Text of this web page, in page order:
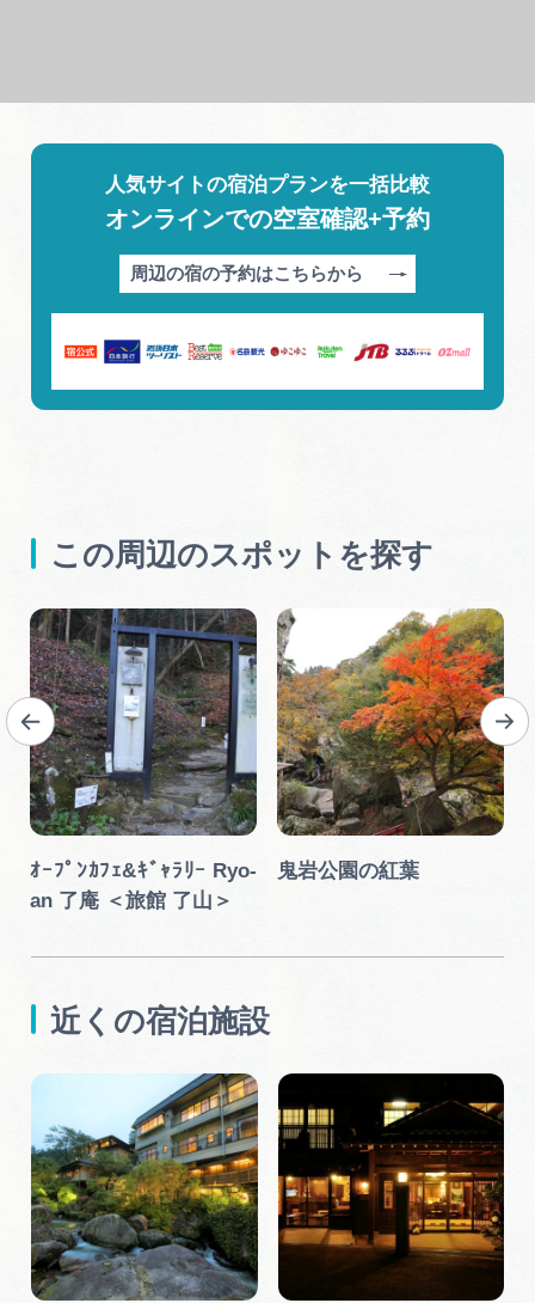
人気サイトの宿泊プランを一括比較
オンラインでの空室確認+予約
周辺の宿の予約はこちらから
この周辺のスポットを探す
ｵｰﾌﾟﾝｶﾌｪ&ｷﾞｬﾗﾘｰ Ryo-
an 了庵 ＜旅館 了山＞
鬼岩公園の紅葉
近くの宿泊施設